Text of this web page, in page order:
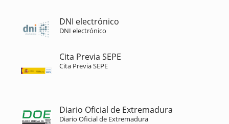
DNI electrónico
DNI electrónico
Cita Previa SEPE
Cita Previa SEPE
Diario Oficial de Extremadura
Diario Oficial de Extremadura